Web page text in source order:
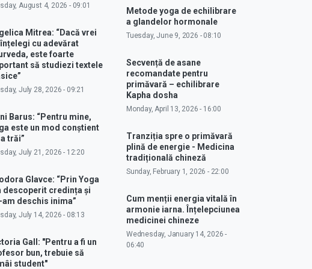
August 4, 2026 - 09:01
Mitrea: “Dacă vrei
cu adevărat
este foarte
să studiezi textele
July 28, 2026 - 09:21
Barus: “Pentru mine,
este un mod conștient
trăi”
July 21, 2026 - 12:20
Glavce: “Prin Yoga
descoperit credința și
deschis inima”
July 14, 2026 - 08:13
Gall: "Pentru a fi un
bun, trebuie să
student"
Metode yoga de echilibrare
a glandelor hormonale
Tuesday, June 9, 2026 - 08:10
Secvență de asane
recomandate pentru
primăvară – echilibrare
Kapha dosha
Monday, April 13, 2026 - 16:00
Tranziția spre o primăvară
plină de energie - Medicina
tradițională chineză
Sunday, February 1, 2026 - 22:00
Cum menții energia vitală în
armonie iarna. Înțelepciunea
medicinei chineze
Wednesday, January 14, 2026 -
06:40